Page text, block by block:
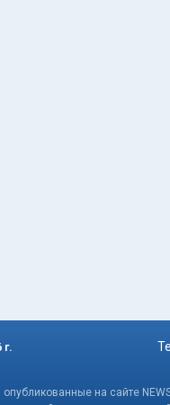
г.
на сайте